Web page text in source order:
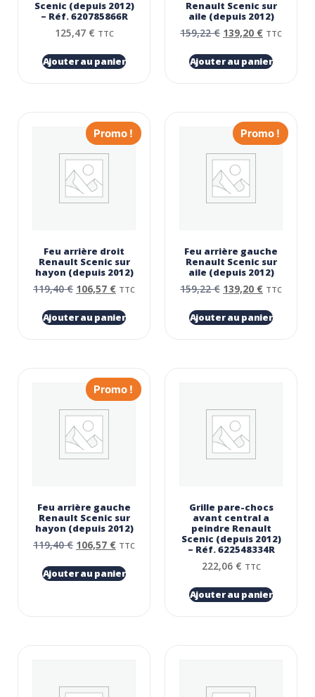
Scenic (depuis 2012)
– Réf. 620785866R
125,47 € TTC
Ajouter au panier
Renault Scenic sur
aile (depuis 2012)
159,22€ 139,20 € TTC
Ajouter au panier
Promo !
Feu arrière droit
Renault Scenic sur
hayon (depuis 2012)
119,40€ 106,57 € TTC
Ajouter au panier
Promo !
Feu arrière gauche
Renault Scenic sur
aile (depuis 2012)
159,22€ 139,20 € TTC
Ajouter au panier
Promo !
Feu arrière gauche
Renault Scenic sur
hayon (depuis 2012)
119,40€ 106,57 € TTC
Ajouter au panier
Grille pare-chocs
avant central a
peindre Renault
Scenic (depuis 2012)
– Réf. 622548334R
222,06 € TTC
Ajouter au panier